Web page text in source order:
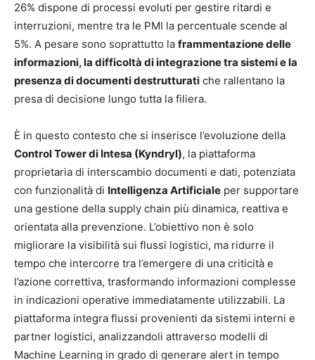
26% dispone di processi evoluti per gestire ritardi e
interruzioni, mentre tra le PMI la percentuale scende al
5%. A pesare sono soprattutto la frammentazione delle
informazioni, la difficoltà di integrazione tra sistemi e la
presenza di documenti destrutturati che rallentano la
presa di decisione lungo tutta la filiera.
È in questo contesto che si inserisce l’evoluzione della
Control Tower di Intesa (Kyndryl), la piattaforma
proprietaria di interscambio documenti e dati, potenziata
con funzionalità di Intelligenza Artificiale per supportare
una gestione della supply chain più dinamica, reattiva e
orientata alla prevenzione. L’obiettivo non è solo
migliorare la visibilità sui flussi logistici, ma ridurre il
tempo che intercorre tra l’emergere di una criticità e
l’azione correttiva, trasformando informazioni complesse
in indicazioni operative immediatamente utilizzabili. La
piattaforma integra flussi provenienti da sistemi interni e
partner logistici, analizzandoli attraverso modelli di
Machine Learning in grado di generare alert in tempo